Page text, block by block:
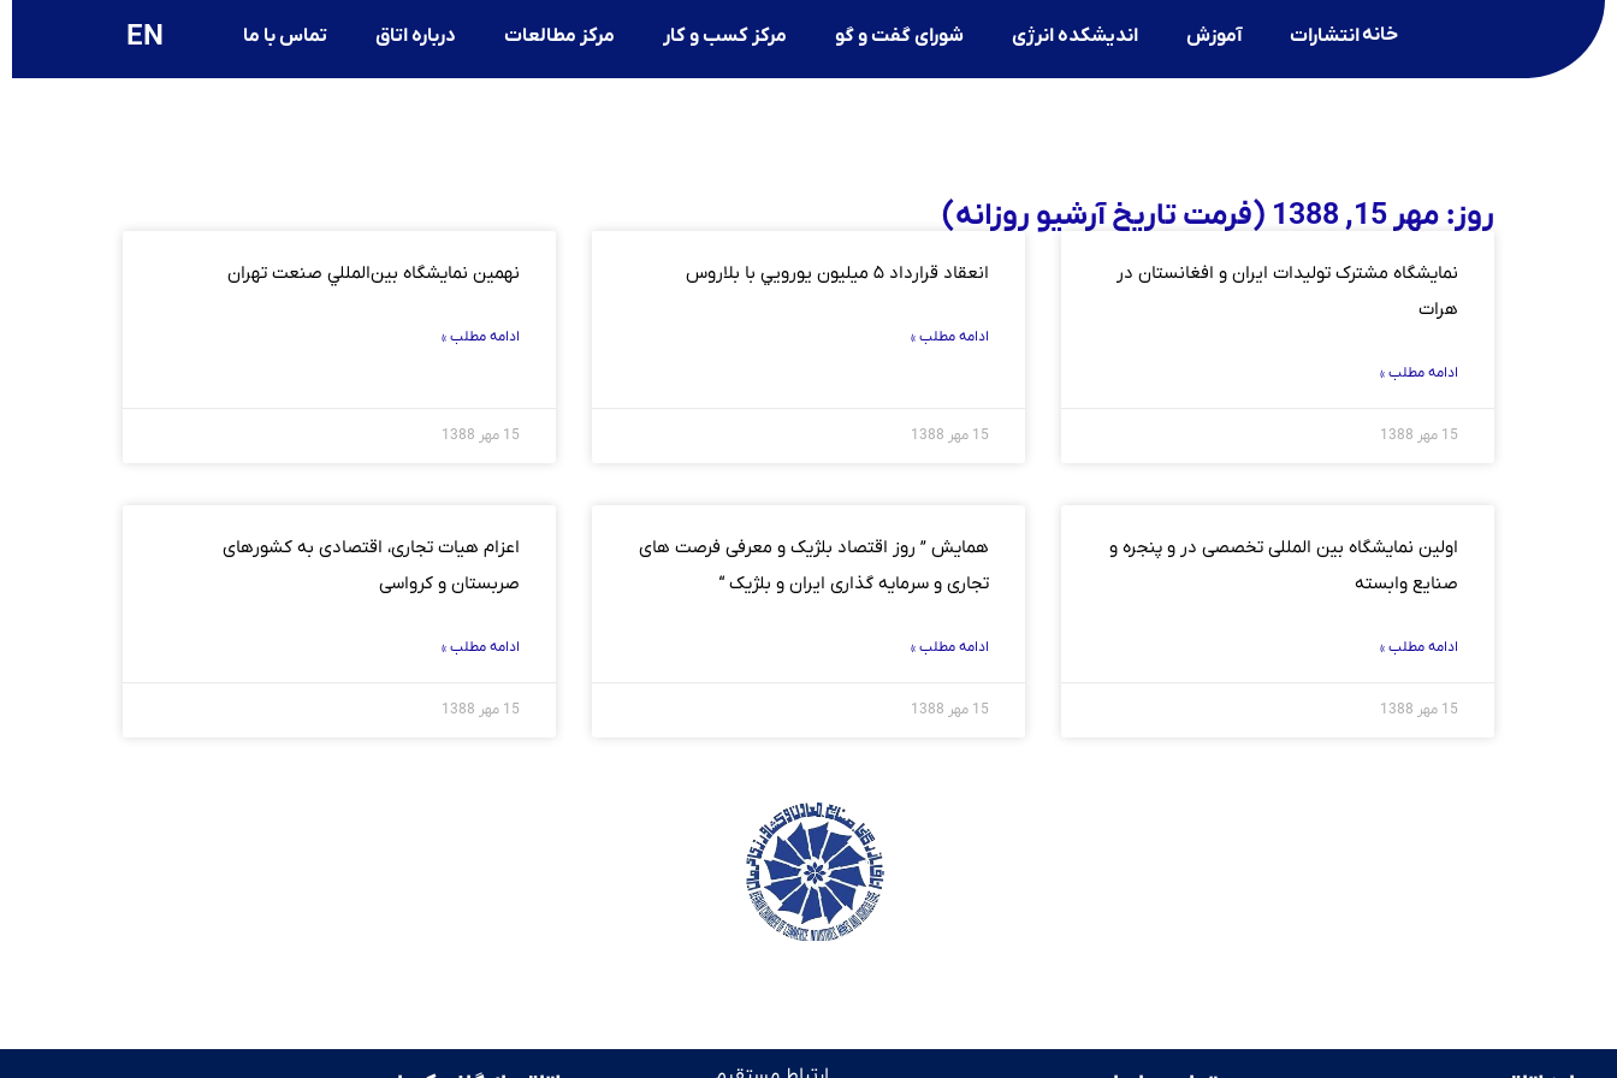
خانهانتشارات آموزش اندیشکده انرژی شورای گفت و گو مرکز کسب و کار مرکز مطالعات درباره اتاق تماس با ما EN
روز: مهر 15, 1388 (فرمت تاریخ آرشیو روزانه)
نمايشگاه مشترک توليدات ايران و افغانستان در
هرات
ادامه مطلب »
15 مهر 1388
انعقاد قرارداد ۵ ميليون يورويي با بلاروس
ادامه مطلب »
15 مهر 1388
نهمين نمايشگاه بين‌المللي صنعت تهران
ادامه مطلب »
15 مهر 1388
اولین نمایشگاه بین المللی تخصصی در و پنجره و
صنایع وابسته
ادامه مطلب »
15 مهر 1388
همایش ” روز اقتصاد بلژیک و معرفی فرصت های
تجاری و سرمایه گذاری ایران و بلژیک “
ادامه مطلب »
15 مهر 1388
اعزام هیات تجاری، اقتصادی به کشورهای
صربستان و کرواسی
ادامه مطلب »
15 مهر 1388